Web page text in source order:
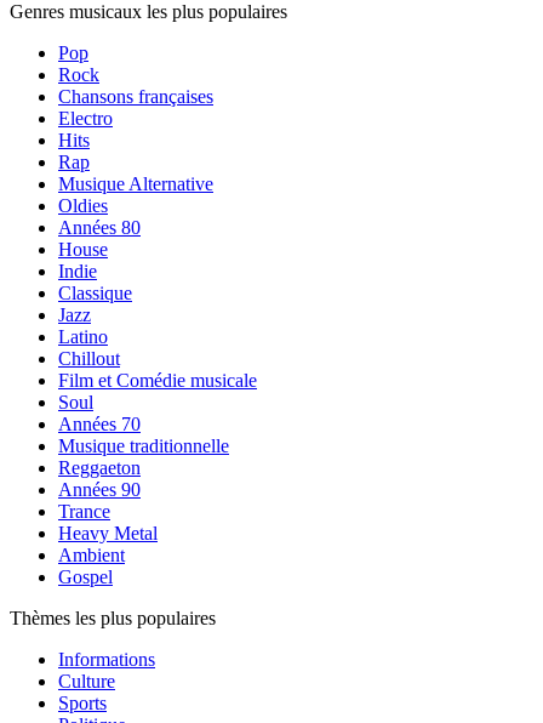
Genres musicaux les plus populaires
Pop
Rock
Chansons françaises
Electro
Hits
Rap
Musique Alternative
Oldies
Années 80
House
Indie
Classique
Jazz
Latino
Chillout
Film et Comédie musicale
Soul
Années 70
Musique traditionnelle
Reggaeton
Années 90
Trance
Heavy Metal
Ambient
Gospel
Thèmes les plus populaires
Informations
Culture
Sports